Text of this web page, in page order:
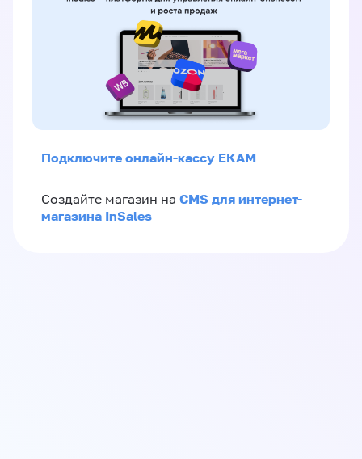
Подключите онлайн-кассу ЕКАМ
Создайте магазин на CMS для интернет-
магазина InSales